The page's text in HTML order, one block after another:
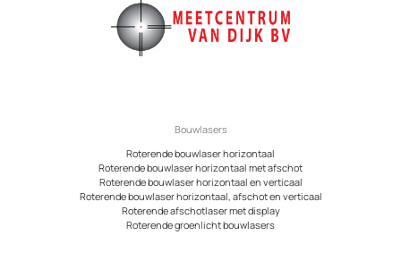
Bouwlasers
Roterende bouwlaser horizontaal
Roterende bouwlaser horizontaal met afschot
Roterende bouwlaser horizontaal en verticaal
Roterende bouwlaser horizontaal, afschot en verticaal
Roterende afschotlaser met display
Roterende groenlicht bouwlasers